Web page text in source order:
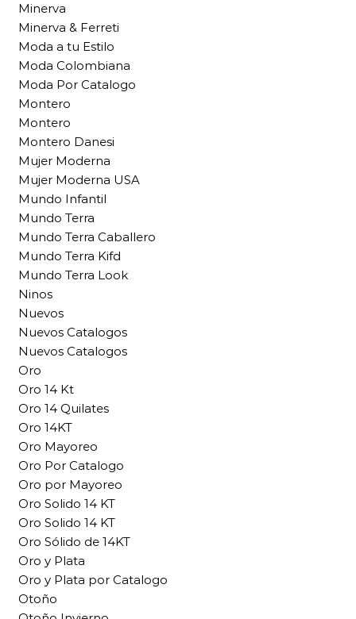
Minerva
Minerva & Ferreti
Moda a tu Estilo
Moda Colombiana
Moda Por Catalogo
Montero
Montero
Montero Danesi
Mujer Moderna
Mujer Moderna USA
Mundo Infantil
Mundo Terra
Mundo Terra Caballero
Mundo Terra Kifd
Mundo Terra Look
Ninos
Nuevos
Nuevos Catalogos
Nuevos Catalogos
Oro
Oro 14 Kt
Oro 14 Quilates
Oro 14KT
Oro Mayoreo
Oro Por Catalogo
Oro por Mayoreo
Oro Solido 14 KT
Oro Solido 14 KT
Oro Sólido de 14KT
Oro y Plata
Oro y Plata por Catalogo
Otoño